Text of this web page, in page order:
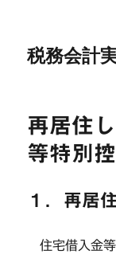
税務会計
再居住
等特別
１．再居
住宅借入金等